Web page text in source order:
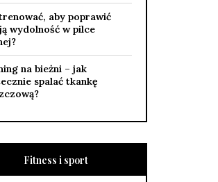
aby poprawić
wydolność w pilce
na bieżni – jak
spalać tkankę
Fitness i sport